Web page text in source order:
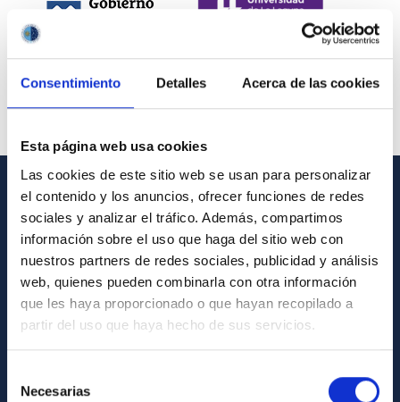
Consentimiento Detalles Acerca de las cookies
Esta página web usa cookies
Las cookies de este sitio web se usan para personalizar
el contenido y los anuncios, ofrecer funciones de redes
sociales y analizar el tráfico. Además, compartimos
información sobre el uso que haga del sitio web con
nuestros partners de redes sociales, publicidad y análisis
web, quienes pueden combinarla con otra información
que les haya proporcionado o que hayan recopilado a
partir del uso que haya hecho de sus servicios.
Necesarias
INFORMACIÓN GENERAL
Contacto
Cómo llegar al IAC
Directorio de personal
Biblioteca